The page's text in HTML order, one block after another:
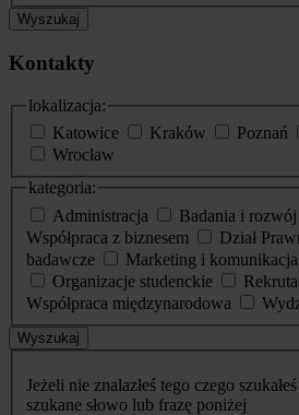
Wyszukaj
Kontakty
lokalizacja:
Katowice
Kraków Poznań
Wrocław
kategoria:
Administracja
Badania i rozwój
Współpraca z biznesem
Dział
badawcze
Marketing i komunikacja
Organizacje studenckie
Współpraca międzynarodowa
Wyszukaj
Jeżeli nie znalazłeś tego czego
szukane słowo lub frazę poniżej